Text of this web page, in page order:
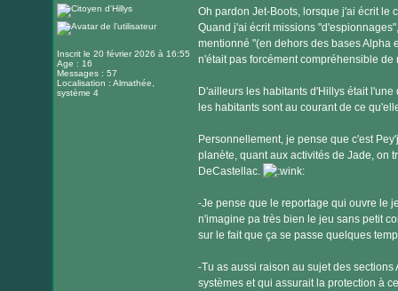
Inscrit le 20 février 2026 à 16:55
Age : 16
Messages : 57
Localisation : Almathée,
système 4
Oh pardon Jet-Boots, lorsque j'ai écrit le
Quand j'ai écrit missions
mentionné "(en dehors des bases Alpha
n'était pas forcément compréhensible de
D'ailleurs les habitants d'Hillys était
les habitants sont au courant de ce
Personnellement, je pense que c'est
planète, quant aux activités de Jade, on
DeCastellac.
-Je pense que le reportage qui ouvre le
n'imagine pa très bien le jeu sans petit
sur le fait que ça se passe quelques
-Tu as aussi raison au sujet des
systèmes et qui assurait la protection à